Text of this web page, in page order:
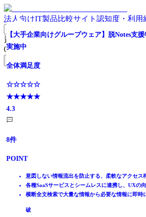
法人向けIT製品比較サイト 認知度・利用
資料請求リスト
0件
無料資料請求フォームへ
製品を探す
ランキングから探す
動画で学ぶ
IT製品比較TOP
情報共有
グループウェア
InsuiteX
ノーコードで業務アプリがつくれる
★★★★★
4.0
自社よりもスピーディー＆低コストな開発
思いついた業務改善をすぐに実行できる
サイボウズの中堅・大規模組織向けグループ
★★★★★
3.9
管理者の負担を軽減できるシステム管理
プラグインやAPIによる高い拡張性や豊富な連携製
全体満足度
★★★★★
1203
中小企業向けかんたんらくらくグループウェ
★★★★★
4.0
能
パソコン、タブレット、スマートフォンなど様々
応
破
【中小企業にオススメ!】20ユーザー/月額
★★★★★
3.9
直感的にわかる画面と使いやすい26機能
専門知識がなくても安心。充実のサポート
情報共有は無料ではじめる
★★★★★
3.9
テーマ変更やメニュー追加など画面を自由にカス
無料版・クラウド版・大規模版から導入形態を選択
200名まで定額14,256円 中小企業に必要な機
トで使える
全体満足度
☆☆☆☆☆
★★★★★
4.4
11件
POINT
一人あたり71.3円～ 圧倒的コストパフォーマンス
社内業務を支える豊富な機能
まずは60日間たっぷり無料でお試しいただけます
【大手企業向けグループウェア】脱Notes支
実施中
全体満足度
☆☆☆☆☆
★★★★★
4.3
8件
POINT
意図しない情報流出を防止する、柔軟なアクセス
各種SaaSサービスとシームレスに連携し、UXの
横断全文検索で大量な情報から必要な情報に即時